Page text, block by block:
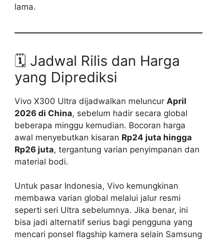
lama.
🗓️ Jadwal Rilis dan Harga
yang Diprediksi
Vivo X300 Ultra dijadwalkan meluncur April
2026 di China, sebelum hadir secara global
beberapa minggu kemudian. Bocoran harga
awal menyebutkan kisaran Rp24 juta hingga
Rp26 juta, tergantung varian penyimpanan dan
material bodi.
Untuk pasar Indonesia, Vivo kemungkinan
membawa varian global melalui jalur resmi
seperti seri Ultra sebelumnya. Jika benar, ini
bisa jadi alternatif serius bagi pengguna yang
mencari ponsel flagship kamera selain Samsung